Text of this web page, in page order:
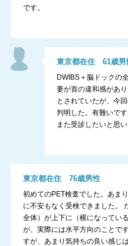
です。
東京都在住61歳男
DWIBS＋脳ドックの
妻が首の違和感があ
とされていたが、今
判明した。有難いで
また受診したいと思い
東京都在住 76歳男性
初めてのPET検査でした。あま
に不安もなく受検できました。
全体）が上下に（横になってい
が、実際には水平方向のことで
すが、あまり気持ちの良い感じ